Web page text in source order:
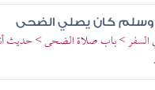
وسلم كان يصلي الضحى
السفر > باب صلاة الضحى > حديث